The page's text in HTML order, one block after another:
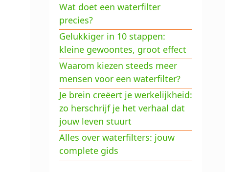
Wat doet een waterfilter
precies?
Gelukkiger in 10 stappen:
kleine gewoontes, groot effect
Waarom kiezen steeds meer
mensen voor een waterfilter?
Je brein creëert je werkelijkheid:
zo herschrijf je het verhaal dat
jouw leven stuurt
Alles over waterfilters: jouw
complete gids